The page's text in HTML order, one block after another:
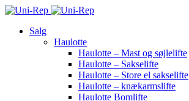
Salg
Haulotte
Haulotte – Mast og søjlelifte
Haulotte – Sakselifte
Haulotte – Store el sakselifte
Haulotte – knækarmslifte
Haulotte Bomlifte